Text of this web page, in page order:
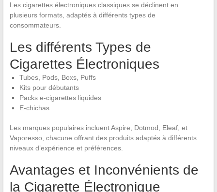
Les cigarettes électroniques classiques se déclinent en
plusieurs formats, adaptés à différents types de
consommateurs.
Les différents Types de
Cigarettes Électroniques
Tubes, Pods, Boxs, Puffs
Kits pour débutants
Packs e-cigarettes liquides
E-chichas
Les marques populaires incluent Aspire, Dotmod, Eleaf, et
Vaporesso, chacune offrant des produits adaptés à différents
niveaux d’expérience et préférences.
Avantages et Inconvénients de
la Cigarette Électronique